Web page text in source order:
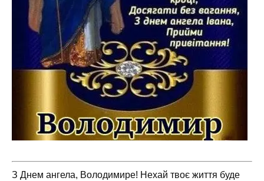
З Днем ангела, Володимире! Нехай твоє життя буде